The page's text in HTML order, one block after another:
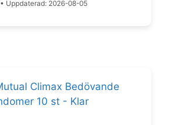
• Uppdaterad: 2026-08-05